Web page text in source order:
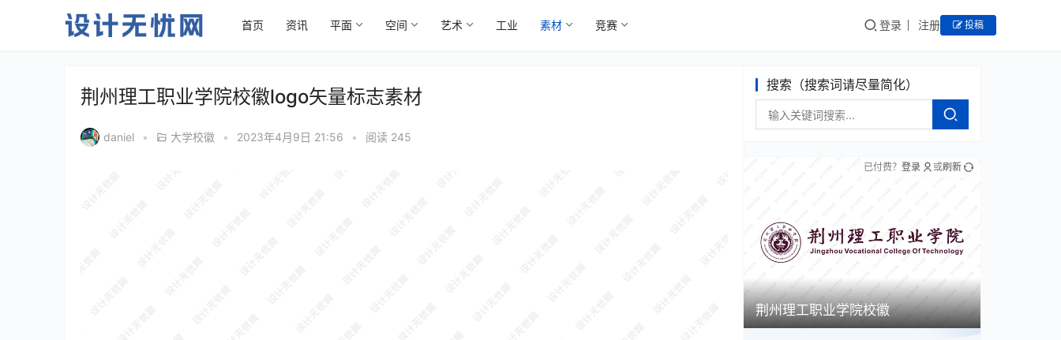
首页 资讯 平面 空间 艺术 工业 素材 竞赛 登录 注册 投稿
荆州理工职业学院校徽logo矢量标志素材
daniel • 大学校徽 • 2023年4月9日 21:56 • 阅读 245
搜索（搜索词请尽量简化）
荆州理工职业学院校徽
已付费？ 登录 或刷新